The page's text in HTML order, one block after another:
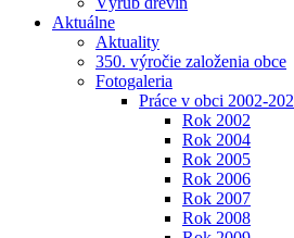
Aktuálne
Aktuality
350. výročie založenia obce
Fotogaleria
Práce v obci 2002-
Rok 2002
Rok 2004
Rok 2005
Rok 2006
Rok 2007
Rok 2008